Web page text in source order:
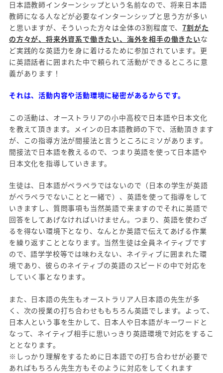
日本語教師インターンシップという名前なので、将来日本語
教師になる人などが必要なインターンシップと思う方が多い
と思いますが、そういった方々は全体の3割程度で、7割がた
の方々が、将来外資系で働きたい、海外を相手の働きたいな
ど実践的な英語力を身に着けるために参加されています。更
に英語話者に囲まれた中で頼られて活動ができるところに意
義があります！
それは、活動内容や活動環境に秘密があるからです。
この活動は、オーストラリアの小中高校で日本語や日本文化
を教えて頂きます。メインの日本語教師の下で、活動頂きます
が、この指導方法が間接法と言うところにミソがあります。
間接法で日本語を教えるので、つまり英語を使って日本語や
日本文化を指導していきます。
生徒は、日本語がペラペラではないので（日本の学生が英語
がペラペラでないことと一緒で）、英語を使って指導をして
いきますし、質問事項も当然英語で来ますのでそれに英語で
回答をしてあげなければいけません。つまり、英語を使わざ
るを得ない環境下となり、なんとか英語で伝えてあげる作業
を繰り返すこととなります。当然生徒は全員ネイティブです
ので、語学学校等では味わえない、ネイティブに囲まれた環
境であり、彼らのネイティブの英語のスピードの中で対応を
していく事となります。
また、日本語の先生もオーストラリア人日本語の先生が多
く、次の授業の打ち合わせももちろん英語でします。よって、
日本人という事を生かして、日本人や日本語がキーワードと
なって、ネイティブ相手に思いっきり英語環境で対応をするこ
ととなります。
※しっかり理解をするために日本語での打ち合わせが必要で
あればもちろん先生方もそのように対応をしてくれます